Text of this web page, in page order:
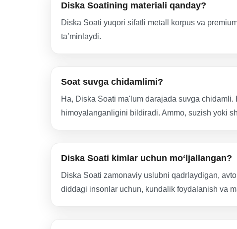
Diska Soatining materiali qanday?
Diska Soati yuqori sifatli metall korpus va
ta’minlaydi.
Soat suvga chidamlimi?
Ha, Diska Soati ma'lum darajada suvga
himoyalanganligini bildiradi. Ammo, suzish yoki
Diska Soati kimlar uchun mo‘ljallangan?
Diska Soati zamonaviy uslubni qadrlaydigan,
diddagi insonlar uchun, kundalik foydalanish va